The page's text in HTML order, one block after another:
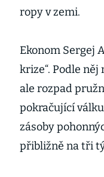
ropy v zemi.
Ekonom Sergej
krize“. Podle
ale rozpad
pokračující
zásoby
přibližně na tři